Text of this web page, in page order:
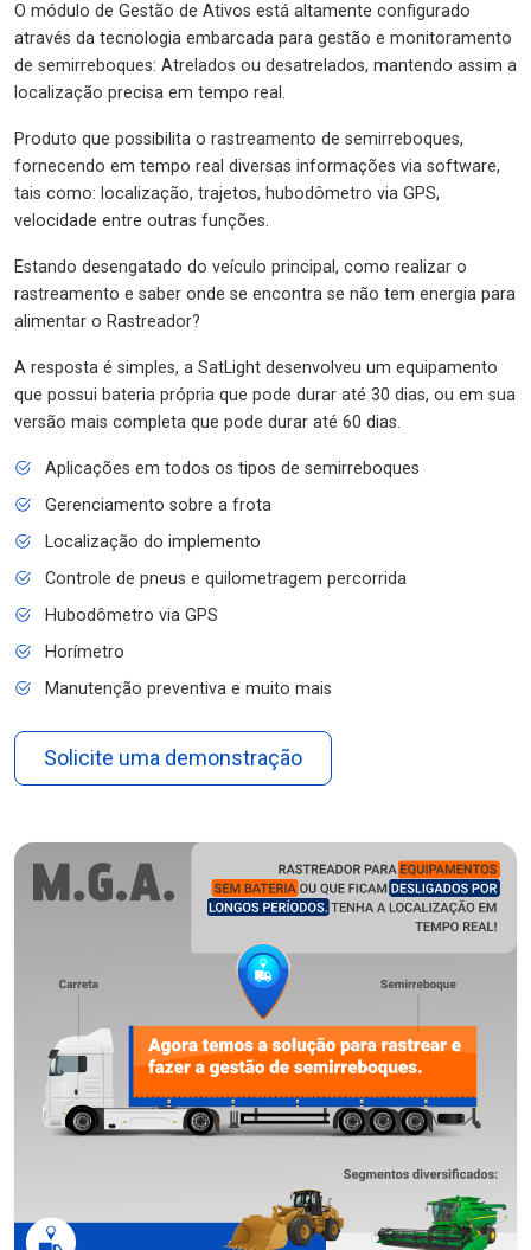
O módulo de Gestão de Ativos está altamente configurado
através da tecnologia embarcada para gestão e monitoramento
de semirreboques: Atrelados ou desatrelados, mantendo assim a
localização precisa em tempo real.
Produto que possibilita o rastreamento de semirreboques,
fornecendo em tempo real diversas informações via software,
tais como: localização, trajetos, hubodômetro via GPS,
velocidade entre outras funções.
Estando desengatado do veículo principal, como realizar o
rastreamento e saber onde se encontra se não tem energia para
alimentar o Rastreador?
A resposta é simples, a SatLight desenvolveu um equipamento
que possui bateria própria que pode durar até 30 dias, ou em sua
versão mais completa que pode durar até 60 dias.
Aplicações em todos os tipos de semirreboques
Gerenciamento sobre a frota
Localização do implemento
Controle de pneus e quilometragem percorrida
Hubodômetro via GPS
Horímetro
Manutenção preventiva e muito mais
Solicite uma demonstração